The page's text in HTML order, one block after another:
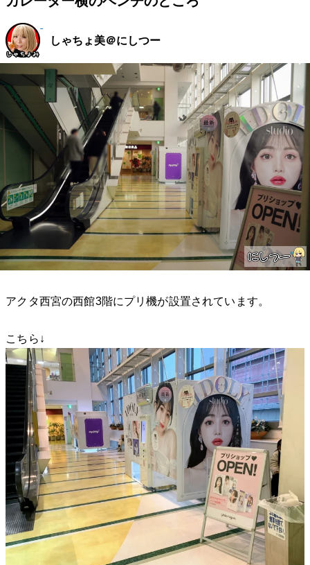
しゃちょ美＠にしつー
アクタ西宮の西館3階にプリ機が設置されています。
こちら↓